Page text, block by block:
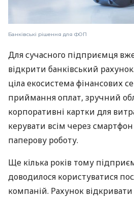
Банківські рішення для ФОП
Для сучасного підприємця
відкрити банківський
ціла екосистема фінансових
приймання оплат, зручний
корпоративні картки для
керувати всім через смартфон
паперову роботу.
Ще кілька років тому
доводилося користуватися
компаній. Рахунок